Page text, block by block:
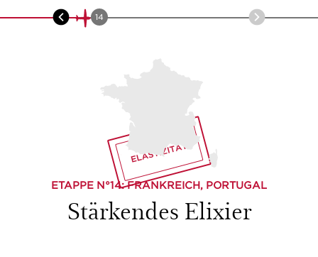
13 14
ETAPPE N°14: FRANKREICH, PORTUGAL
Stärkendes Elixier